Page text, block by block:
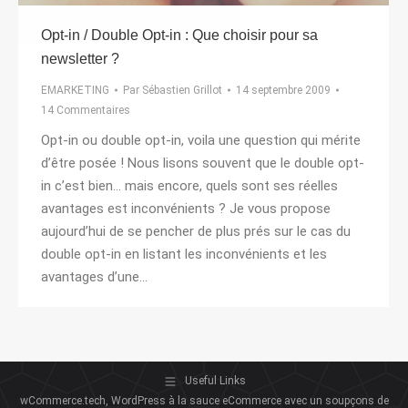
Opt-in / Double Opt-in : Que choisir pour sa
newsletter ?
EMARKETING Par Sébastien Grillot
14 septembre 2009
14 Commentaires
Opt-in ou double opt-in, voila une question qui mérite
d’être posée ! Nous lisons souvent que le double opt-
in c’est bien… mais encore, quels sont ses réelles
avantages est inconvénients ? Je vous propose
aujourd’hui de se pencher de plus prés sur le cas du
double opt-in en listant les inconvénients et les
avantages d’une…
Useful Links
wCommerce.tech, WordPress à la sauce eCommerce avec un soupçons de